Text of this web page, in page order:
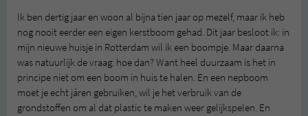
Ik ben dertig jaar en woon al bijna tien jaar op mezelf, maar ik heb
nog nooit eerder een eigen kerstboom gehad. Dit jaar besloot ik: in
mijn nieuwe huisje in Rotterdam wil ik een boompje. Maar daarna
was natuurlijk de vraag: hoe dan? Want heel duurzaam is het in
principe niet om een boom in huis te halen. En een nepboom
moet je echt járen gebruiken, wil je het verbruik van de
grondstoffen om al dat plastic te maken weer gelijkspelen. En